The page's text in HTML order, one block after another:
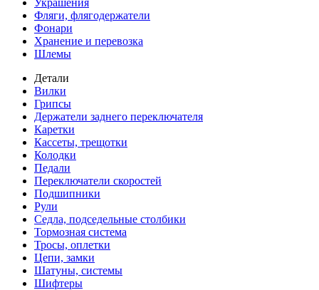
Украшения
Фляги, флягодержатели
Фонари
Хранение и перевозка
Шлемы
Детали
Вилки
Грипсы
Держатели заднего переключателя
Каретки
Кассеты, трещотки
Колодки
Педали
Переключатели скоростей
Подшипники
Рули
Седла, подседельные столбики
Тормозная система
Тросы, оплетки
Цепи, замки
Шатуны, системы
Шифтеры